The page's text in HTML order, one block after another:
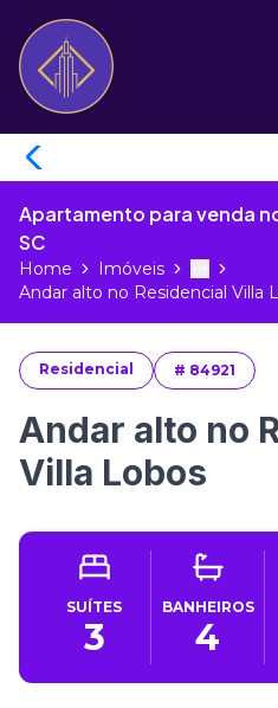
Apartamento para venda
SC
Home Imóveis More
Toggle
Andar alto no Residencial Villa
Residencial # 84921
Andar alto no
Villa Lobos
SUÍTES
3
BANHEIROS
4